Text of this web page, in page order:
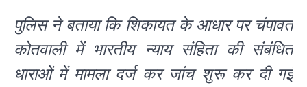
पुलिस ने बताया कि शिकायत के आधार पर चंपावत
कोतवाली में भारतीय न्याय संहिता की संबंधित
धाराओं में मामला दर्ज कर जांच शुरू कर दी गई